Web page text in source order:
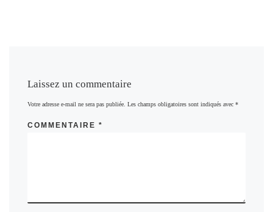
Laissez un commentaire
Votre adresse e-mail ne sera pas publiée. Les champs obligatoires sont indiqués avec *
COMMENTAIRE *